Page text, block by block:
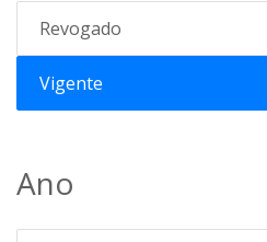
Revogado
Vigente
Ano